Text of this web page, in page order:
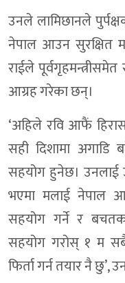
उनले लामिछानले
नेपाल आउन
राईले
आग्रह गरेका छन्।
‘अहिले रवि आफैं
सही दिशामा
सहयोग हुनेछ। उनलाई
भएमा मलाई नेपाल
सहयोग गर्ने र
सहयोग गरोस् १ म
फिर्ता गर्न तयार नै छु’,